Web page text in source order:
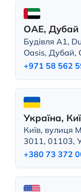
ОАЕ, Дубай
Будівля A1,
Oasis, Дубай,
+971 58 562
Україна,
Київ, вулиця
3011, 01103,
+380 73 372